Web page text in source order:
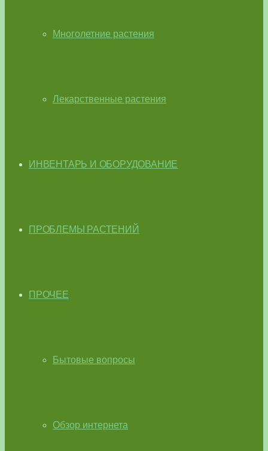
Многолетние растения
Лекарственные растения
ИНВЕНТАРЬ И ОБОРУДОВАНИЕ
ПРОБЛЕМЫ РАСТЕНИЙ
ПРОЧЕЕ
Бытовые вопросы
Обзор интернета